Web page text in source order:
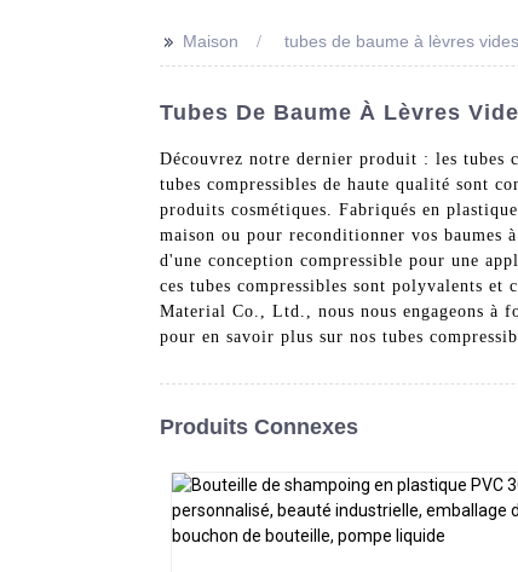
>> Maison tubes de baume à lèvres vides
Tubes De Baume À Lèvres
Découvrez notre dernier produit : les tubes
tubes compressibles de haute qualité sont
produits cosmétiques. Fabriqués en
maison ou pour reconditionner vos baumes
d'une conception compressible pour une
ces tubes compressibles sont polyvalents
Material Co., Ltd., nous nous engageons à
pour en savoir plus sur nos tubes
Produits Connexes